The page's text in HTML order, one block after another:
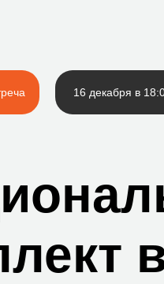
16 декабря в